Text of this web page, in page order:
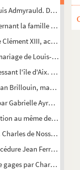
Admyrauld. De la
la famille
Clément XIII, accordant
de Louis-François
l'île d'Aix. « Coppie
Brillouin, marchand à
Gabrielle Ayrault,
au même de Charles
Charles de Nossay,
Jean Ferraud,
gages par Charles